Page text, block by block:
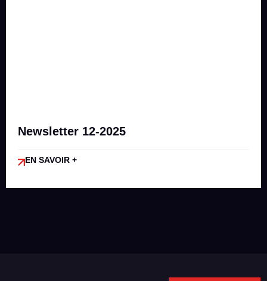
Newsletter 12-2025
EN SAVOIR +